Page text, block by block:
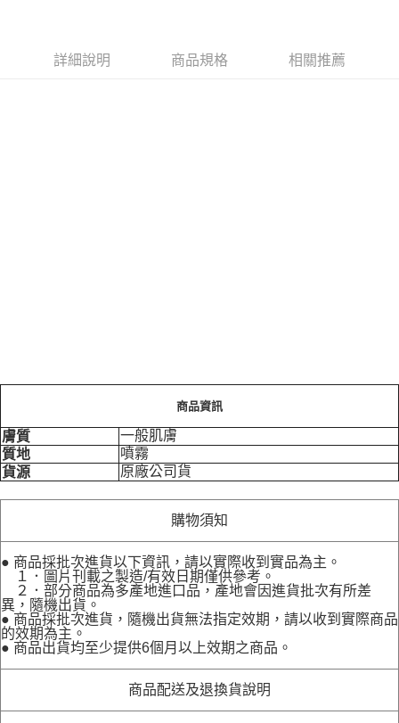
詳細說明 商品規格 相關推薦
商品資訊
膚質
一般肌膚
質地
噴霧
貨源
原廠公司貨
購物須知
● 商品採批次進貨以下資訊，請以實際收到實品為主。
１．圖片刊載之製造/有效日期僅供參考。
２．部分商品為多產地進口品，產地會因進貨批次有所差
異，隨機出貨。
● 商品採批次進貨，隨機出貨無法指定效期，請以收到實際商品
的效期為主。
● 商品出貨均至少提供6個月以上效期之商品。
商品配送及退換貨說明